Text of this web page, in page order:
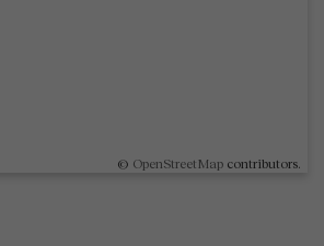
© OpenStreetMap contributors.